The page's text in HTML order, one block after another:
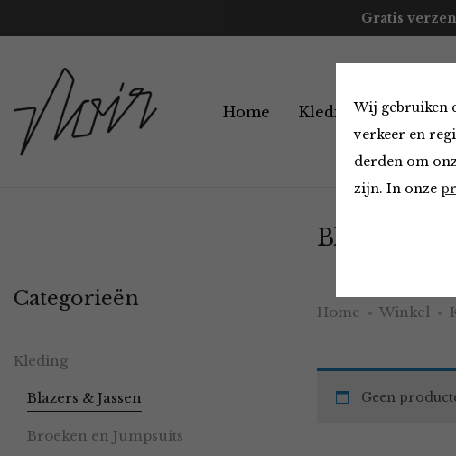
Wij gebruiken
verkeer en
derden om
zijn. In onze
Gratis
Home Kleding
Blazers &
Home Winkel
Geen
Categorieën
Kleding
Blazers & Jassen
Broeken en Jumpsuits